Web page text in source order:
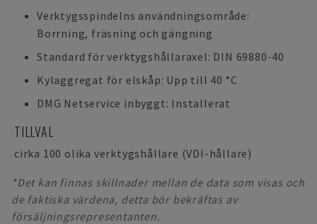
Verktygsspindelns användningsområde:
Borrning, fräsning och gängning
Standard för verktygshållaraxel: DIN 69880-40
Kylaggregat för elskåp: Upp till 40 °C
DMG Netservice inbyggt: Installerat
TILLVAL
cirka 100 olika verktygshållare (VDI-hållare)
*Det kan finnas skillnader mellan de data som visas och
de faktiska värdena, detta bör bekräftas av
försäljningsrepresentanten.